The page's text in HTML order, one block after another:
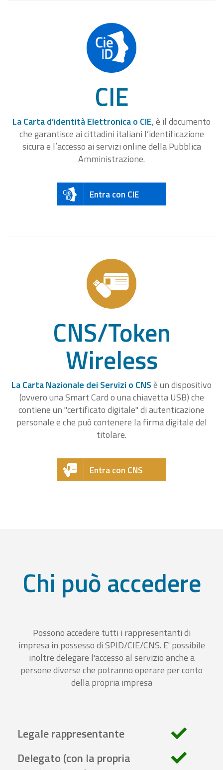
CIE
La Carta d’identità Elettronica o CIE, è il documento
che garantisce ai cittadini italiani l’identificazione
sicura e l’accesso ai servizi online della Pubblica
Amministrazione.
Entra con CIE
CNS/Token
Wireless
La Carta Nazionale dei Servizi o CNSè un dispositivo
(ovvero una Smart Card o una chiavetta USB) che
contiene un "certificato digitale" di autenticazione
personale e che può contenere la firma digitale del
titolare.
Entra con CNS
Chi può accedere
Possono accedere tutti i rappresentanti di
impresa in possesso di SPID/CIE/CNS. E' possibile
inoltre delegare l'accesso al servizio anche a
persone diverse che potranno operare per conto
della propria impresa
Legale rappresentante
Delegato (con la propria